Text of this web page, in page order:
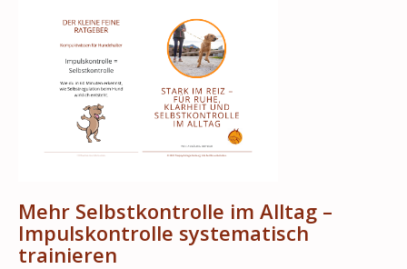
Mehr Selbstkontrolle im Alltag –
Impulskontrolle systematisch
trainieren